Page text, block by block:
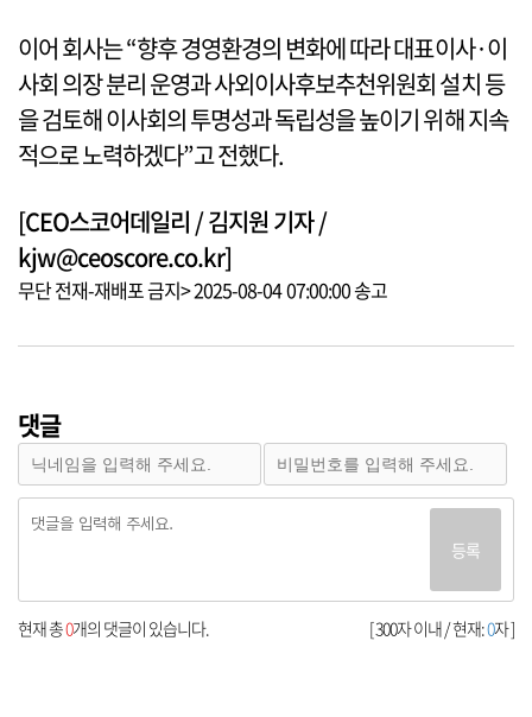
이어 회사는 “향후 경영환경의 변화에 따라 대표이사·이
사회 의장 분리 운영과 사외이사후보추천위원회 설치 등
을 검토해 이사회의 투명성과 독립성을 높이기 위해 지속
적으로 노력하겠다”고 전했다.
[CEO스코어데일리 / 김지원 기자 /
kjw@ceoscore.co.kr]
무단 전재-재배포 금지> 2025-08-04 07:00:00 송고
댓글
등록
[ 300자 이내 / 현재:0자 ]
현재 총0개의 댓글이 있습니다.